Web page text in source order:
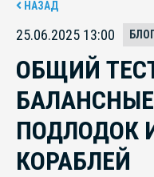
НАЗАД
25.06.2025 13:00
ОБЩИЙ
ПОДЛОДОК
КОРАБЛЕЙ